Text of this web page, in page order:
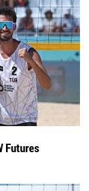
Futures